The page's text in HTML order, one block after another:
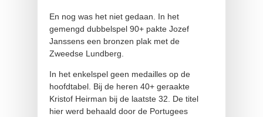
En nog was het niet gedaan. In het
gemengd dubbelspel 90+ pakte Jozef
Janssens een bronzen plak met de
Zweedse Lundberg.
In het enkelspel geen medailles op de
hoofdtabel. Bij de heren 40+ geraakte
Kristof Heirman bij de laatste 32. De titel
hier werd behaald door de Portugees